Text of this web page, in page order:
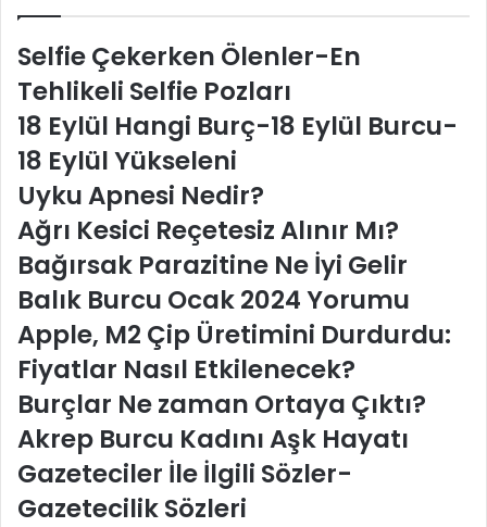
Selfie Çekerken Ölenler-En
Tehlikeli Selfie Pozları
18 Eylül Hangi Burç-18 Eylül Burcu-
18 Eylül Yükseleni
Uyku Apnesi Nedir?
Ağrı Kesici Reçetesiz Alınır Mı?
Bağırsak Parazitine Ne İyi Gelir
Balık Burcu Ocak 2024 Yorumu
Apple, M2 Çip Üretimini Durdurdu:
Fiyatlar Nasıl Etkilenecek?
Burçlar Ne zaman Ortaya Çıktı?
Akrep Burcu Kadını Aşk Hayatı
Gazeteciler İle İlgili Sözler-
Gazetecilik Sözleri